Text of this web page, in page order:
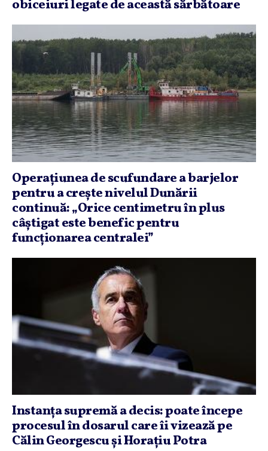
obiceiuri legate de această sărbătoare
Operaţiunea de scufundare a barjelor
pentru a creşte nivelul Dunării
continuă: „Orice centimetru în plus
câştigat este benefic pentru
funcţionarea centralei”
Instanţa supremă a decis: poate începe
procesul în dosarul care îi vizează pe
Călin Georgescu şi Horaţiu Potra